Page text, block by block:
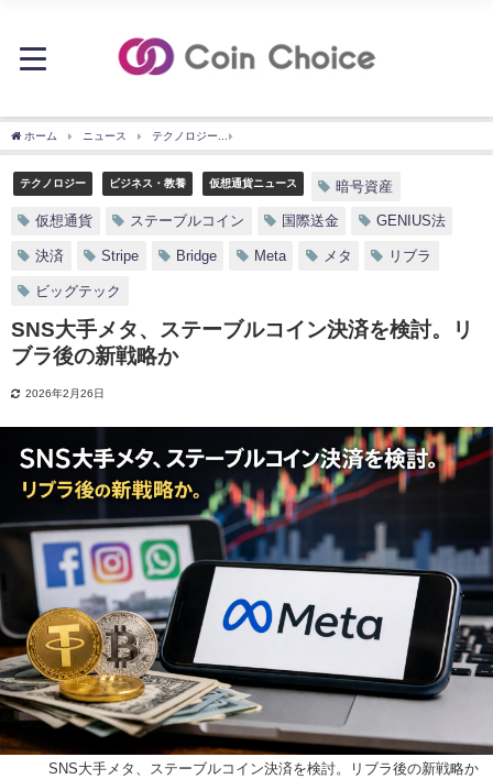
ホーム ニュース テクノロジー
テクノロジー ビジネス・教養 仮想通貨ニュース 暗号資産
仮想通貨 ステーブルコイン 国際送金 GENIUS法
決済 Stripe Bridge Meta メタ リブラ
ビッグテック
SNS大手メタ、ステーブルコイン決済を検討。リ
ブラ後の新戦略か
2026年2月26日
SNS大手メタ、ステーブルコイン決済を検討。リブラ後の新戦略か